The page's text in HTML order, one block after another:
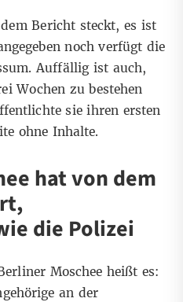
Bericht steckt, es ist
noch verfügt die
Auffällig ist auch,
Wochen zu bestehen
sie ihren ersten
ohne Inhalte.
hat von dem
die Polizei
Moschee heißt es:
an der